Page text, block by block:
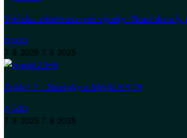
Vítězka a kontroverzní výroky: Nové detaily
Zradci
7. 9. 2025 7. 9. 2025
Zrádci 2 – Novinky z Médií 6.9.25
Zradci
7. 9. 2025 7. 9. 2025